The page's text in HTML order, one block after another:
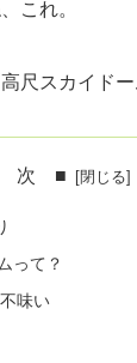
これ。
尺スカイドー
次 ■
って？
味い